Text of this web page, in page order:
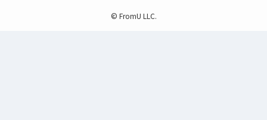
© FromU LLC.